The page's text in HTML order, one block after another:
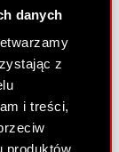
danych
z
i treści,
w